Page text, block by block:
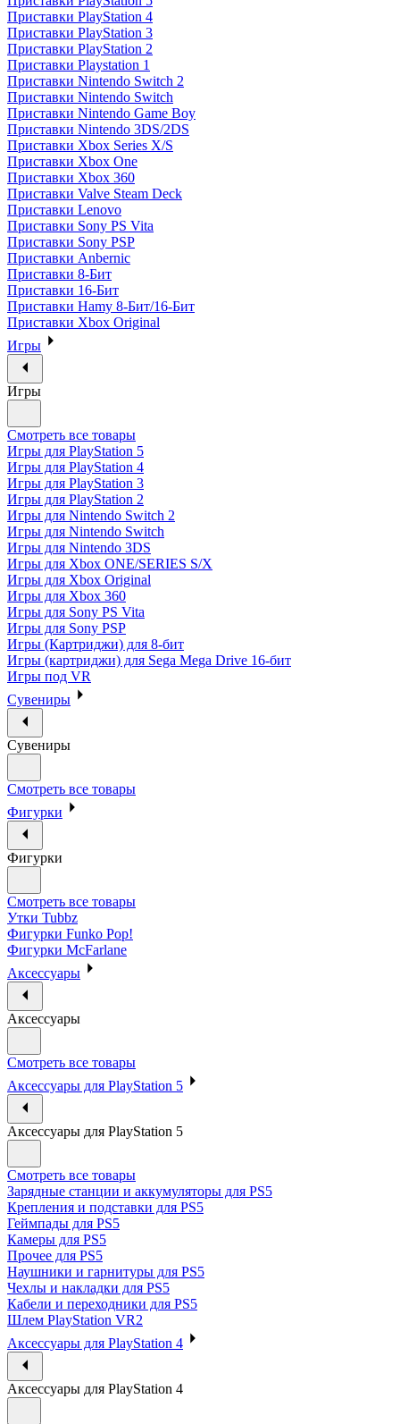
Приставки PlayStation 4
Приставки PlayStation 3
Приставки PlayStation 2
Приставки Playstation 1
Приставки Nintendo Switch 2
Приставки Nintendo Switch
Приставки Nintendo Game Boy
Приставки Nintendo 3DS/2DS
Приставки Xbox Series X/S
Приставки Xbox One
Приставки Xbox 360
Приставки Valve Steam Deck
Приставки Lenovo
Приставки Sony PS Vita
Приставки Sony PSP
Приставки Anbernic
Приставки 8-Бит
Приставки 16-Бит
Приставки Hamy 8-Бит/16-Бит
Приставки Xbox Original
Игры
Игры
Смотреть все товары
Игры для PlayStation 5
Игры для PlayStation 4
Игры для PlayStation 3
Игры для PlayStation 2
Игры для Nintendo Switch 2
Игры для Nintendo Switch
Игры для Nintendo 3DS
Игры для Xbox ONE/SERIES S/X
Игры для Xbox Original
Игры для Xbox 360
Игры для Sony PS Vita
Игры для Sony PSP
Игры (Картриджи) для 8-бит
Игры (картриджи) для Sega Mega Drive 16-бит
Игры под VR
Сувениры
Сувениры
Смотреть все товары
Фигурки
Фигурки
Смотреть все товары
Утки Tubbz
Фигурки Funko Pop!
Фигурки McFarlane
Аксессуары
Аксессуары
Смотреть все товары
Аксессуары для PlayStation 5
Аксессуары для PlayStation 5
Смотреть все товары
Зарядные станции и аккумуляторы для PS5
Крепления и подставки для PS5
Геймпады для PS5
Камеры для PS5
Прочее для PS5
Наушники и гарнитуры для PS5
Чехлы и накладки для PS5
Кабели и переходники для PS5
Шлем PlayStation VR2
Аксессуары для PlayStation 4
Аксессуары для PlayStation 4